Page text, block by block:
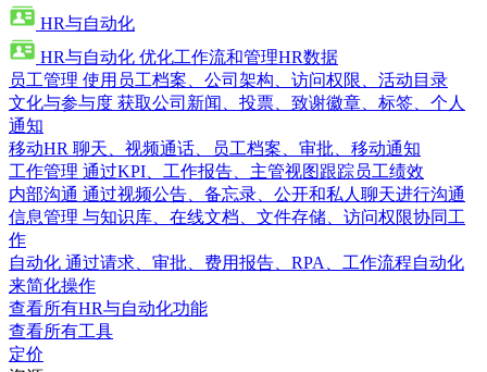
HR与自动化
HR与自动化 优化工作流和管理HR数据
员工管理 使用员工档案、公司架构、访问权限、活动目录
文化与参与度 获取公司新闻、投票、致谢徽章、标签、个人
通知
移动HR 聊天、视频通话、员工档案、审批、移动通知
工作管理 通过KPI、工作报告、主管视图跟踪员工绩效
内部沟通 通过视频公告、备忘录、公开和私人聊天进行沟通
信息管理 与知识库、在线文档、文件存储、访问权限协同工
作
自动化 通过请求、审批、费用报告、RPA、工作流程自动化
来简化操作
查看所有HR与自动化功能
查看所有工具
定价